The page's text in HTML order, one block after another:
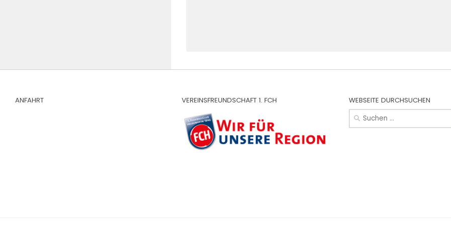
ANFAHRT VEREINSFREUNDSCHAFT 1. FCH WEBSEITE DURCHSUCHEN
Suchen
nach: